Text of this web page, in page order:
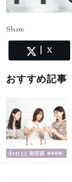
Share
X
おすすめ記事